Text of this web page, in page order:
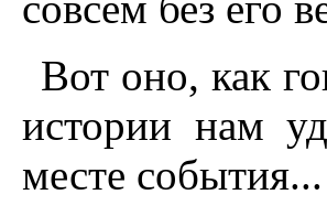
Вот оно, как
истории нам
месте события...